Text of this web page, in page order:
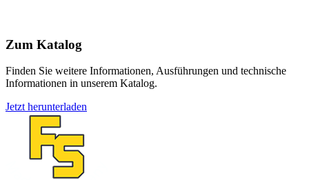
Zum Katalog
Finden Sie weitere Informationen, Ausführungen und technische
Informationen in unserem Katalog.
Jetzt herunterladen